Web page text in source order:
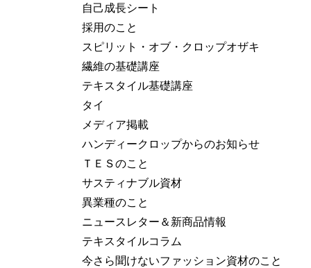
自己成長シート
採用のこと
スピリット・オブ・クロップオザキ
繊維の基礎講座
テキスタイル基礎講座
タイ
メディア掲載
ハンディークロップからのお知らせ
ＴＥＳのこと
サスティナブル資材
異業種のこと
ニュースレター＆新商品情報
テキスタイルコラム
今さら聞けないファッション資材のこと